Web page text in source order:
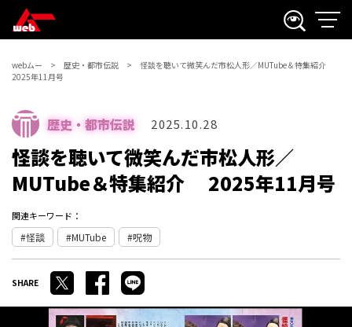
webムー 歴史・都市伝説
怪談を聴いて微笑んだ市松人形／MUTube＆特集紹介
2025年11月号
歴史・都市伝説 2025.10.28
怪談を聴いて微笑んだ市松人形／
MUTube＆特集紹介 2025年11月号
関連キーワード：
怪談 MUTube 呪物